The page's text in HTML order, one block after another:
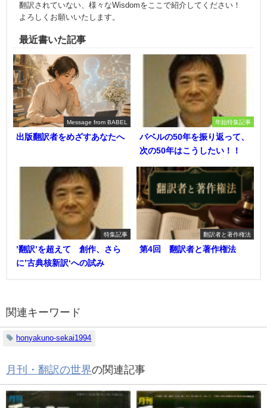
翻訳されていない、様々なWisdomをここで紹介してください！
よろしくお願いいたします。
最近書いた記事
Message from BABEL
出版翻訳者をめざすあなたへ
年始特集記事
バベルの50年を振り返って、
次の50年はこうしたい！！
特集記事
’翻訳’を超えて 創作、さら
に’古典核新訳‘への試み
翻訳者と著作権法
第4回 翻訳者と著作権法
関連キーワード
honyakuno-sekai1994
月刊・翻訳の世界の関連記事